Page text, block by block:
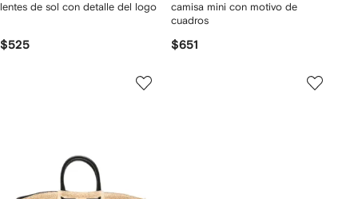
lentes de sol con detalle del logo
$525
camisa mini con motivo de
cuadros
$651